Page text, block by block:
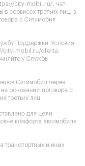
city-mobil.ru/ , чат-
сервисах третьих лиц, в
с Ситимобил
Поддержки. Условия
city-mobil.ru/oferta.
у Службы
Ситимобил через
основании договора с
третьих лиц.
для цели
комфорта автомобиля
транспортных и иных